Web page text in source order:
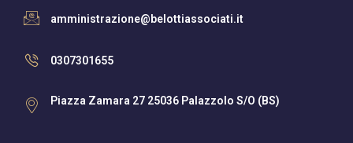
amministrazione@belottiassociati.it
0307301655
Piazza Zamara 27 25036 Palazzolo S/O (BS)